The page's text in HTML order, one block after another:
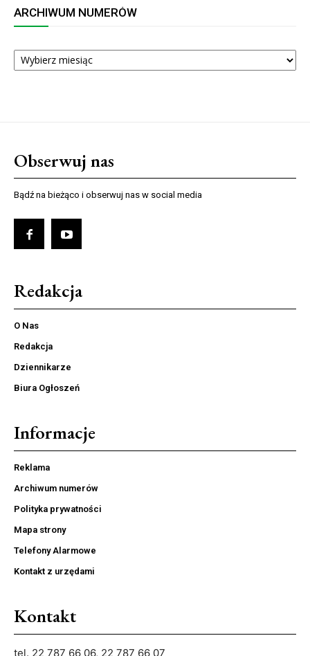
ARCHIWUM NUMERÓW
ARCHIWUM
NUMERÓW
Obserwuj nas
Bądź na bieżąco i obserwuj nas w social media
Redakcja
O Nas
Redakcja
Dziennikarze
Biura Ogłoszeń
Informacje
Reklama
Archiwum numerów
Polityka prywatności
Mapa strony
Telefony Alarmowe
Kontakt z urzędami
Kontakt
tel. 22 787 66 06, 22 787 66 07